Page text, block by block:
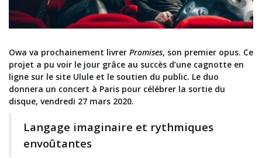
Owa va prochainement livrer Promises, son premier opus. Ce
projet a pu voir le jour grâce au succès d’une cagnotte en
ligne sur le site Ulule et le soutien du public. Le duo
donnera un concert à Paris pour célébrer la sortie du
disque, vendredi 27 mars 2020.
Langage imaginaire et rythmiques
envoûtantes